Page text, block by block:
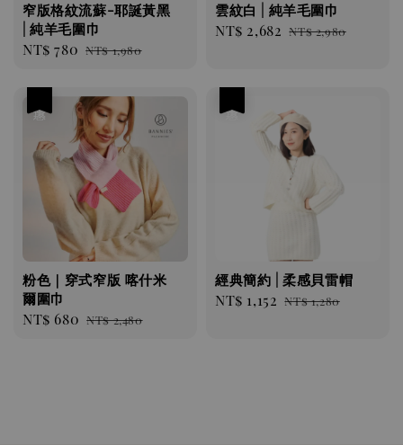
窄版格紋流蘇-耶誕黃黑
| 純羊毛圍巾
Sale
NT$ 780 Regular
NT$ 1,980
雲紋白 | 純羊毛圍巾
Sale
NT$ 2,682 Regular
NT$ 2,980
粉色｜穿式窄版 喀什米
爾圍巾
Sale
NT$ 680 Regular
NT$ 2,480
經典簡約 | 柔感貝雷帽
Sale
NT$ 1,152 Regular
NT$ 1,280